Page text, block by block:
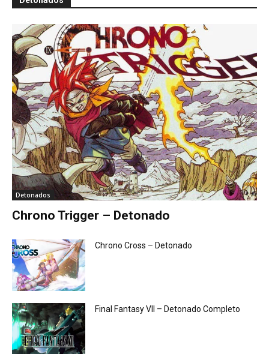
Detonados
Chrono Trigger – Detonado
Chrono Cross – Detonado
Final Fantasy VII – Detonado Completo